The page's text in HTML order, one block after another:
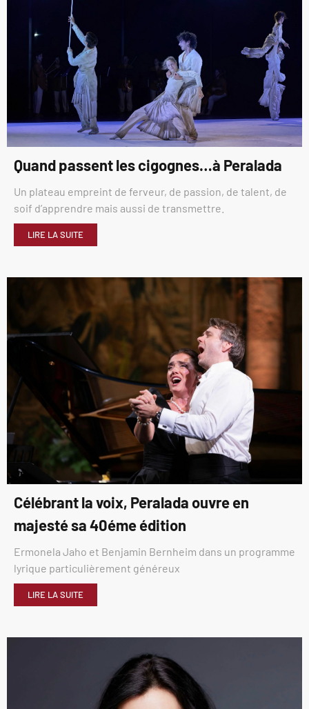
Quand passent les cigognes…à Peralada
Un plateau empreint de ferveur, de passion, de talent, de
soif d’apprendre mais aussi de transmettre.
LIRE LA SUITE
Célébrant la voix, Peralada ouvre en
majesté sa 40éme édition
Ermonela Jaho et Benjamin Bernheim dans un programme
lyrique particulièrement généreux
LIRE LA SUITE